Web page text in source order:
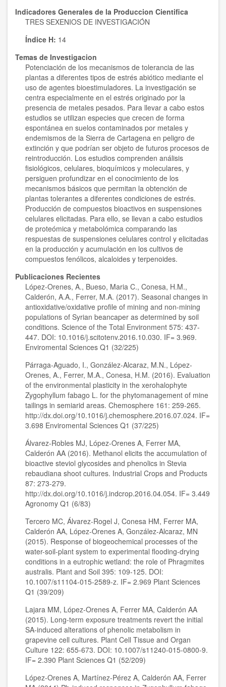
Indicadores Generales de la Produccion Cientifica
TRES SEXENIOS DE INVESTIGACIÓN
Índice H: 14
Temas de Investigacion
Potenciación de los mecanismos de tolerancia de las
plantas a diferentes tipos de estrés abiótico mediante el
uso de agentes bioestimuladores. La investigación se
centra especialmente en el estrés originado por la
presencia de metales pesados. Para llevar a cabo estos
estudios se utilizan especies que crecen de forma
espontánea en suelos contaminados por metales y
endemismos de la Sierra de Cartagena en peligro de
extinción y que podrían ser objeto de futuros procesos de
reintroducción. Los estudios comprenden análisis
fisiológicos, celulares, bioquímicos y moleculares, y
persiguen profundizar en el conocimiento de los
mecanismos básicos que permitan la obtención de
plantas tolerantes a diferentes condiciones de estrés.
Producción de compuestos bioactivos en suspensiones
celulares elicitadas. Para ello, se llevan a cabo estudios
de proteómica y metabolómica comparando las
respuestas de suspensiones celulares control y elicitadas
en la producción y acumulación en los cultivos de
compuestos fenólicos, alcaloides y terpenoides.
Publicaciones Recientes
López-Orenes, A., Bueso, Maria C., Conesa, H.M.,
Calderón, A.A., Ferrer, M.A. (2017). Seasonal changes in
antioxidative/oxidative profile of mining and non-mining
populations of Syrian beancaper as determined by soil
conditions. Science of the Total Environment 575: 437-
447. DOI: 10.1016/j.scitotenv.2016.10.030. IF= 3.969.
Enviromental Sciences Q1 (32/225)
Párraga-Aguado, I., González-Alcaraz, M.N., López-
Orenes, A., Ferrer, M.A., Conesa, H.M. (2016). Evaluation
of the environmental plasticity in the xerohalophyte
Zygophyllum fabago L. for the phytomanagement of mine
tailings in semiarid areas. Chemosphere 161: 259-265.
http://dx.doi.org/10.1016/j.chemosphere.2016.07.024. IF=
3.698 Enviromental Sciences Q1 (37/225)
Álvarez-Robles MJ, López-Orenes A, Ferrer MA,
Calderón AA (2016). Methanol elicits the accumulation of
bioactive steviol glycosides and phenolics in Stevia
rebaudiana shoot cultures. Industrial Crops and Products
87: 273-279.
http://dx.doi.org/10.1016/j.indcrop.2016.04.054. IF= 3.449
Agronomy Q1 (6/83)
Tercero MC, Álvarez-Rogel J, Conesa HM, Ferrer MA,
Calderón AA, López-Orenes A, González-Alcaraz, MN
(2015). Response of biogeochemical processes of the
water-soil-plant system to experimental flooding-drying
conditions in a eutrophic wetland: the role of Phragmites
australis. Plant and Soil 395: 109-125. DOI:
10.1007/s11104-015-2589-z. IF= 2.969 Plant Sciences
Q1 (39/209)
Lajara MM, López-Orenes A, Ferrer MA, Calderón AA
(2015). Long-term exposure treatments revert the initial
SA-induced alterations of phenolic metabolism in
grapevine cell cultures. Plant Cell Tissue and Organ
Culture 122: 655-673. DOI: 10.1007/s11240-015-0800-9.
IF= 2.390 Plant Sciences Q1 (52/209)
López-Orenes A, Martínez-Pérez A, Calderón AA, Ferrer